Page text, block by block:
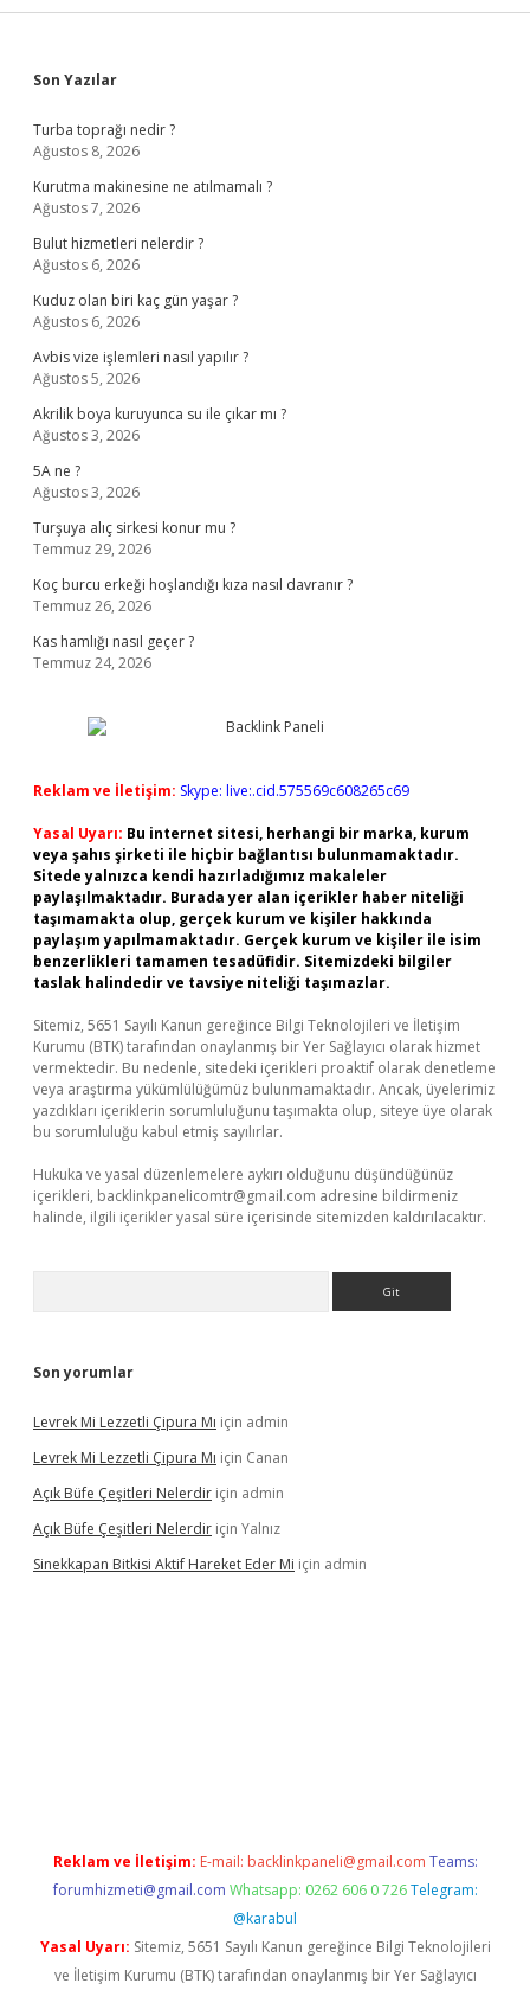
Sidebar
Son Yazılar
Turba toprağı nedir ?
Ağustos 8, 2026
Kurutma makinesine ne atılmamalı ?
Ağustos 7, 2026
Bulut hizmetleri nelerdir ?
Ağustos 6, 2026
Kuduz olan biri kaç gün yaşar ?
Ağustos 6, 2026
Avbis vize işlemleri nasıl yapılır ?
Ağustos 5, 2026
Akrilik boya kuruyunca su ile çıkar mı ?
Ağustos 3, 2026
5A ne ?
Ağustos 3, 2026
Turşuya alıç sirkesi konur mu ?
Temmuz 29, 2026
Koç burcu erkeği hoşlandığı kıza nasıl davranır ?
Temmuz 26, 2026
Kas hamlığı nasıl geçer ?
Temmuz 24, 2026
Reklam ve İletişim: Skype: live:.cid.575569c608265c69
Yasal Uyarı: Bu internet sitesi, herhangi bir marka, kurum
veya şahıs şirketi ile hiçbir bağlantısı bulunmamaktadır.
Sitede yalnızca kendi hazırladığımız makaleler
paylaşılmaktadır. Burada yer alan içerikler haber niteliği
taşımamakta olup, gerçek kurum ve kişiler hakkında
paylaşım yapılmamaktadır. Gerçek kurum ve kişiler ile isim
benzerlikleri tamamen tesadüfidir. Sitemizdeki bilgiler
taslak halindedir ve tavsiye niteliği taşımazlar.
Sitemiz, 5651 Sayılı Kanun gereğince Bilgi Teknolojileri ve İletişim
Kurumu (BTK) tarafından onaylanmış bir Yer Sağlayıcı olarak hizmet
vermektedir. Bu nedenle, sitedeki içerikleri proaktif olarak denetleme
veya araştırma yükümlülüğümüz bulunmamaktadır. Ancak, üyelerimiz
yazdıkları içeriklerin sorumluluğunu taşımakta olup, siteye üye olarak
bu sorumluluğu kabul etmiş sayılırlar.
Hukuka ve yasal düzenlemelere aykırı olduğunu düşündüğünüz
içerikleri, backlinkpanelicomtr@gmail.com adresine bildirmeniz
halinde, ilgili içerikler yasal süre içerisinde sitemizden kaldırılacaktır.
Son yorumlar
Levrek Mi Lezzetli Çipura Mı için admin
Levrek Mi Lezzetli Çipura Mı için Canan
Açık Büfe Çeşitleri Nelerdir için admin
Açık Büfe Çeşitleri Nelerdir için Yalnız
Sinekkapan Bitkisi Aktif Hareket Eder Mi için admin
Reklam ve İletişim: E-mail: backlinkpaneli@gmail.com Teams:
forumhizmeti@gmail.com Whatsapp: 0262 606 0 726 Telegram:
@karabul
Yasal Uyarı: Sitemiz, 5651 Sayılı Kanun gereğince Bilgi Teknolojileri
ve İletişim Kurumu (BTK) tarafından onaylanmış bir Yer Sağlayıcı